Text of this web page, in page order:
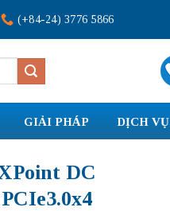
(+84-24) 3776 5866
GIẢI PHÁP DỊCH VỤ
DC